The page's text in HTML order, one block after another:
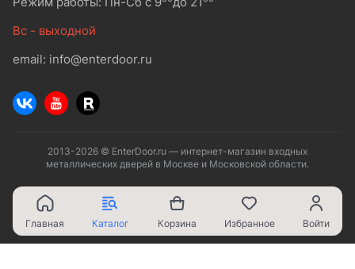
Вс - выходной
email: info@enterdoor.ru
2013-2026 © EnterDoor.ru — интернет-магазин входных
металлических дверей в Москве и Московской области.
Главная Каталог Корзина Избранное Войти